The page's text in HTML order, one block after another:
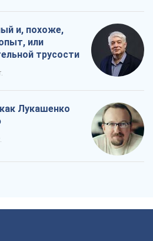
и, похоже,
или
трусости
Лукашенко